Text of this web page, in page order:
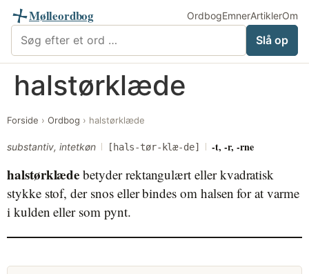
Mølleordbog OrdbogEmnerArtiklerOm
Søg i Mølleordbog
Slå op
halstørklæde
Forside › Ordbog › halstørklæde
substantiv, intetkøn [hals-tør-klæ-de] -t, -r, -rne
halstørklæde betyder rektangulært eller kvadratisk
stykke stof, der snos eller bindes om halsen for at varme
i kulden eller som pynt.